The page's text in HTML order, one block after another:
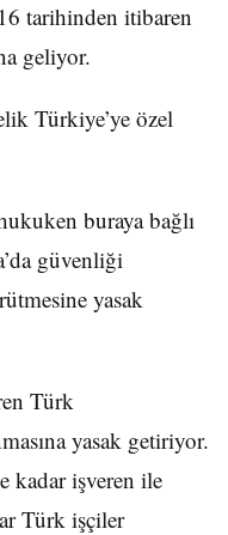
tarihinden itibaren
geliyor.
Türkiye’ye özel
buraya bağlı
güvenliği
yasak
Türk
yasak getiriyor.
kadar işveren ile
Türk işçiler